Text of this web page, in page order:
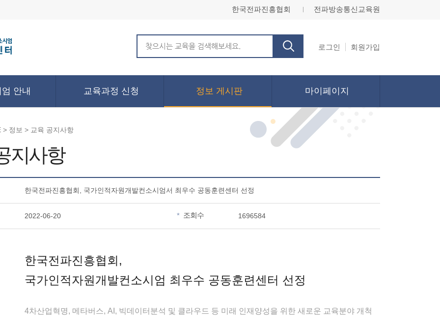
한국전파진흥협회 전파방송통신교육원
로그인 회원가입
안내 교육과정 신청 정보 게시판 마이페이지
정보 > 교육 공지사항
지사항
한국전파진흥협회, 국가인적자원개발컨소시엄서 최우수 공동훈련센터 선정
2022-06-20 * 조회수 1696584
한국전파진흥협회,
국가인적자원개발컨소시엄 최우수 공동훈련센터 선정
4차산업혁명, 메타버스, AI, 빅데이터분석 및 클라우드 등 미래 인재양성을 위한 새로운 교육분야 개척